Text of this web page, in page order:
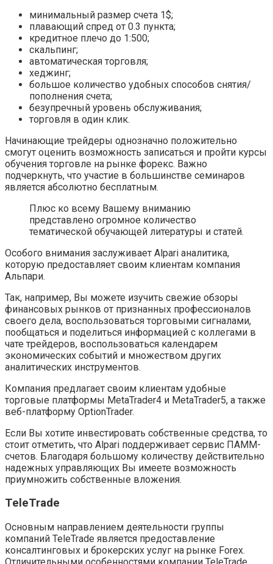
минимальный размер счета 1$;
плавающий спред от 0.3 пункта;
кредитное плечо до 1:500;
скальпинг;
автоматическая торговля;
хеджинг;
большое количество удобных способов снятия/
пополнения счета;
безупречный уровень обслуживания;
торговля в один клик.
Начинающие трейдеры однозначно положительно
смогут оценить возможность записаться и пройти курсы
обучения торговле на рынке форекс. Важно
подчеркнуть, что участие в большинстве семинаров
является абсолютно бесплатным.
Плюс ко всему Вашему вниманию
представлено огромное количество
тематической обучающей литературы и статей.
Особого внимания заслуживает Alpari аналитика,
которую предоставляет своим клиентам компания
Альпари.
Так, например, Вы можете изучить свежие обзоры
финансовых рынков от признанных профессионалов
своего дела, воспользоваться торговыми сигналами,
пообщаться и поделиться информацией с коллегами в
чате трейдеров, воспользоваться календарем
экономических событий и множеством других
аналитических инструментов.
Компания предлагает своим клиентам удобные
торговые платформы MetaTrader4 и MetaTrader5, а также
веб-платформу OptionTrader.
Если Вы хотите инвестировать собственные средства, то
стоит отметить, что Alpari поддерживает сервис ПАММ-
счетов. Благодаря большому количеству действительно
надежных управляющих Вы имеете возможность
приумножить собственные вложения.
TeleTrade
Основным направлением деятельности группы
компаний TeleTrade является предоставление
консалтинговых и брокерских услуг на рынке Forex.